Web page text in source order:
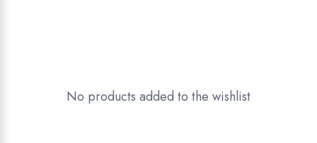
No products added to the wishlist